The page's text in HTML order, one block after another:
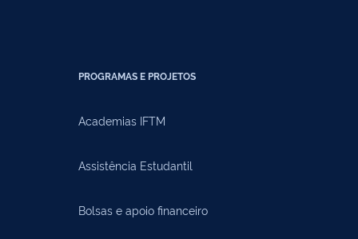
PROGRAMAS E PROJETOS
Academias IFTM
Assistência Estudantil
Bolsas e apoio financeiro